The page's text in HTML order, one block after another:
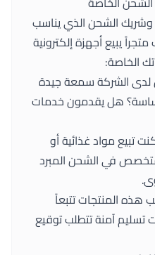
الشحن الذي يناسب
يبيع أجهزة إلكترونية
الخاصة:
الشركة سمعة جيدة
هل يقدمون خدمات
تبيع مواد غذائية أو
في الشحن المبرد
هذه المنتجات تتبعاً
تسليم آمنة تتطلب توقيع